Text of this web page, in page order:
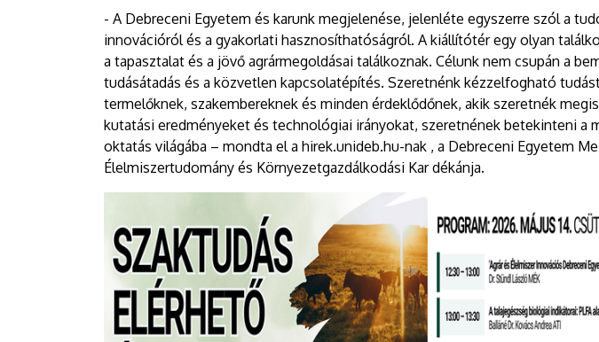
DEBRECENI
EGYETEM
- A Debreceni Egyetem és karunk megjelenése, jelenléte egyszerre szól a
innovációról és a gyakorlati hasznosíthatóságról. A kiállítótér egy olyan
a tapasztalat és a jövő agrármegoldásai találkoznak. Célunk nem csupán a
tudásátadás és a közvetlen kapcsolatépítés. Szeretnénk kézzelfogható
termelőknek, szakembereknek és minden érdeklődőnek, akik szeretnék
kutatási eredményeket és technológiai irányokat, szeretnének betekinteni a
oktatás világába – mondta el a hirek.unideb.hu-nak , a Debreceni Egyetem
Élelmiszertudomány és Környezetgazdálkodási Kar dékánja.